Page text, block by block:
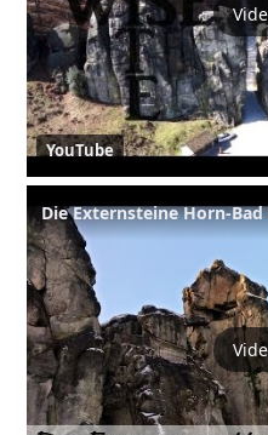
YouTube
Die Externsteine Horn-